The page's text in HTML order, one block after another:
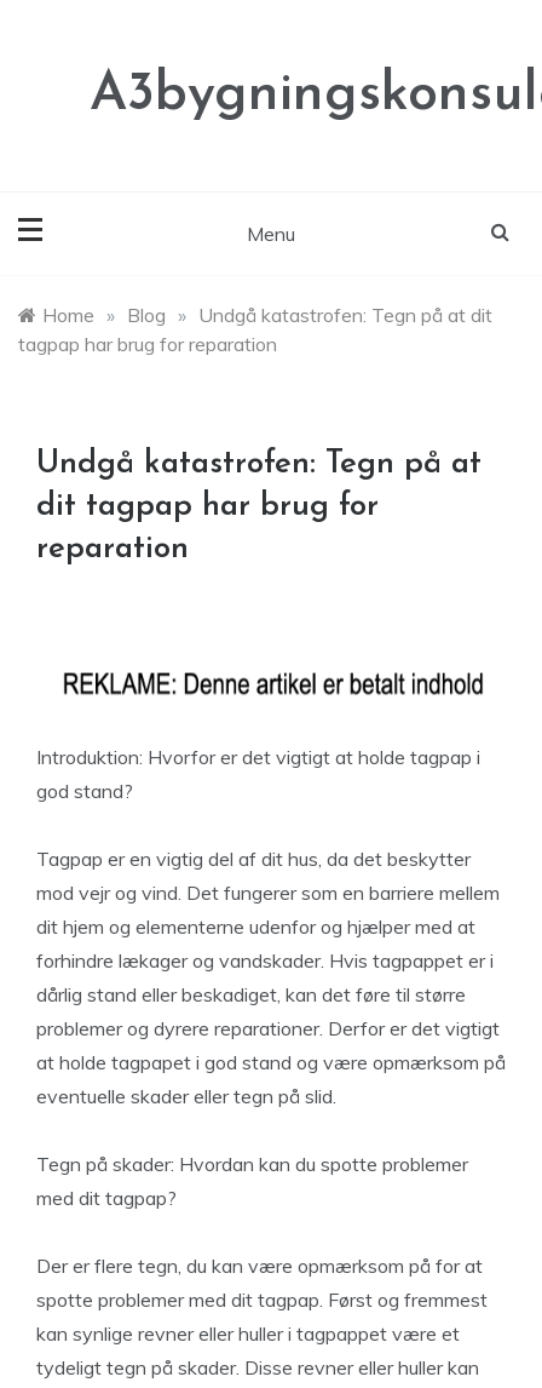
Menu
Home » Blog » Undgå katastrofen: Tegn på at dit
tagpap har brug for reparation
Undgå katastrofen: Tegn på at
dit tagpap har brug for
reparation
Introduktion: Hvorfor er det vigtigt at holde tagpap i
god stand?
Tagpap er en vigtig del af dit hus, da det beskytter
mod vejr og vind. Det fungerer som en barriere mellem
dit hjem og elementerne udenfor og hjælper med at
forhindre lækager og vandskader. Hvis tagpappet er i
dårlig stand eller beskadiget, kan det føre til større
problemer og dyrere reparationer. Derfor er det vigtigt
at holde tagpapet i god stand og være opmærksom på
eventuelle skader eller tegn på slid.
Tegn på skader: Hvordan kan du spotte problemer
med dit tagpap?
Der er flere tegn, du kan være opmærksom på for at
spotte problemer med dit tagpap. Først og fremmest
kan synlige revner eller huller i tagpappet være et
tydeligt tegn på skader. Disse revner eller huller kan